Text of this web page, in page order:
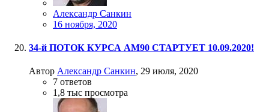
Александр Санкин
16 ноября, 2020
34-й ПОТОК КУРСА АМ90 СТАРТУЕТ 10.09.2020!
Автор Александр Санкин, 29 июля, 2020
7 ответов
1,8 тыс просмотра